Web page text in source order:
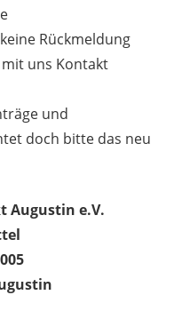
Rückmeldung
uns Kontakt
und
doch bitte das neu
Augustin e.V.